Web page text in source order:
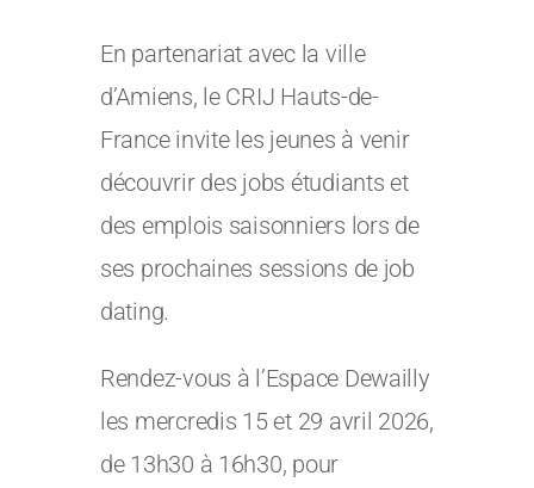
En partenariat avec la ville
d’Amiens, le CRIJ Hauts-de-
France invite les jeunes à venir
découvrir des jobs étudiants et
des emplois saisonniers lors de
ses prochaines sessions de job
dating.
Rendez-vous à l’Espace Dewailly
les mercredis 15 et 29 avril 2026,
de 13h30 à 16h30, pour